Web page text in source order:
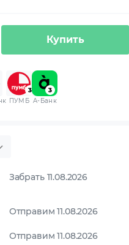
Купить
ПУМБ A-Банк
Забрать 11.08.2026
Отправим 11.08.2026
Отправим 11.08.2026